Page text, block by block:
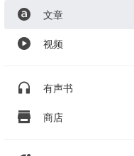
文章
视频
有声书
商店